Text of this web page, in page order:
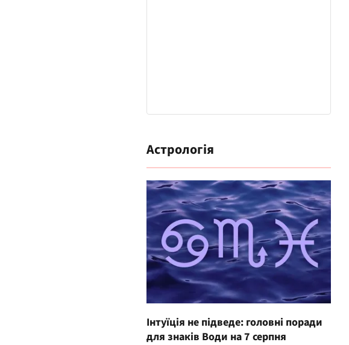
Астрологія
Інтуїція не підведе: головні поради
для знаків Води на 7 серпня